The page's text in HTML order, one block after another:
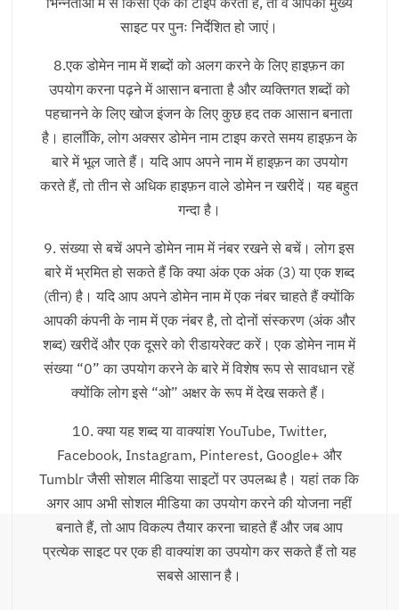
साइट पर पुनः निर्देशित हो जाएं।
8.एक डोमेन नाम में शब्दों को अलग करने के लिए हाइफ़न का
उपयोग करना पढ़ने में आसान बनाता है और व्यक्तिगत शब्दों को
पहचानने के लिए खोज इंजन के लिए कुछ हद तक आसान बनाता
है। हालाँकि, लोग अक्सर डोमेन नाम टाइप करते समय हाइफ़न के
बारे में भूल जाते हैं। यदि आप अपने नाम में हाइफ़न का उपयोग
करते हैं, तो तीन से अधिक हाइफ़न वाले डोमेन न खरीदें। यह बहुत
गन्दा है।
9. संख्या से बचें अपने डोमेन नाम में नंबर रखने से बचें। लोग इस
बारे में भ्रमित हो सकते हैं कि क्या अंक एक अंक (3) या एक शब्द
(तीन) है। यदि आप अपने डोमेन नाम में एक नंबर चाहते हैं क्योंकि
आपकी कंपनी के नाम में एक नंबर है, तो दोनों संस्करण (अंक और
शब्द) खरीदें और एक दूसरे को रीडायरेक्ट करें। एक डोमेन नाम में
संख्या “0” का उपयोग करने के बारे में विशेष रूप से सावधान रहें
क्योंकि लोग इसे “ओ” अक्षर के रूप में देख सकते हैं।
10. क्या यह शब्द या वाक्यांश YouTube, Twitter,
Facebook, Instagram, Pinterest, Google+ और
Tumblr जैसी सोशल मीडिया साइटों पर उपलब्ध है। यहां तक ​​कि
अगर आप अभी सोशल मीडिया का उपयोग करने की योजना नहीं
बनाते हैं, तो आप विकल्प तैयार करना चाहते हैं और जब आप
प्रत्येक साइट पर एक ही वाक्यांश का उपयोग कर सकते हैं तो यह
सबसे आसान है।